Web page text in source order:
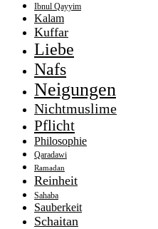
Ibnul Qayyim
Kalam
Kuffar
Liebe
Nafs
Neigungen
Nichtmuslime
Pflicht
Philosophie
Qaradawi
Ramadan
Reinheit
Sahaba
Sauberkeit
Schaitan